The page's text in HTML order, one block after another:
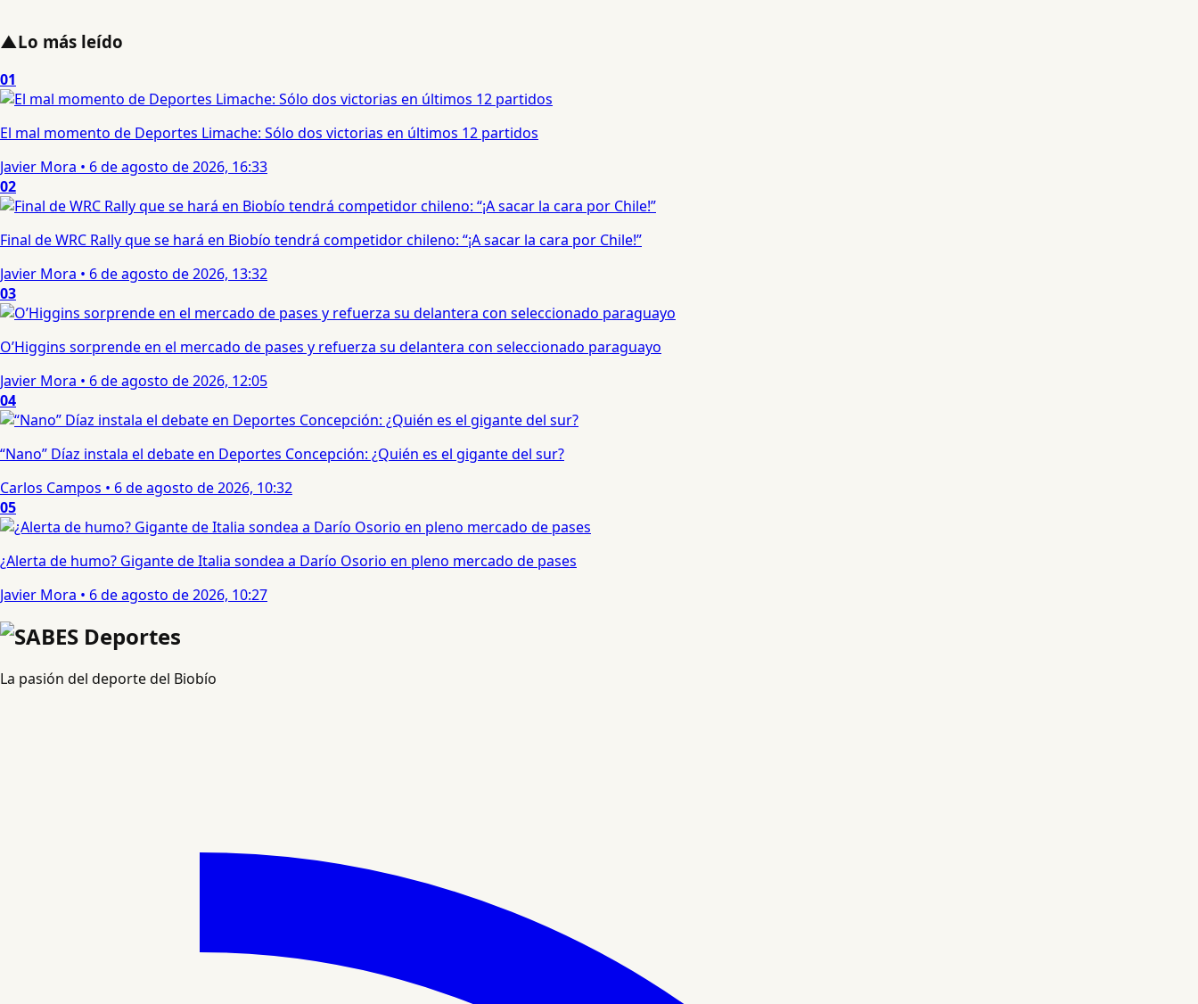
▲Lo más leído
01
El mal momento de Deportes Limache: Sólo dos victorias en últimos 12 partidos
Javier Mora • 6 de agosto de 2026, 16:33
02
Final de WRC Rally que se hará en Biobío tendrá competidor chileno: “¡A sacar la cara por Chile!”
Javier Mora • 6 de agosto de 2026, 13:32
03
O’Higgins sorprende en el mercado de pases y refuerza su delantera con seleccionado paraguayo
Javier Mora • 6 de agosto de 2026, 12:05
04
“Nano” Díaz instala el debate en Deportes Concepción: ¿Quién es el gigante del sur?
Carlos Campos • 6 de agosto de 2026, 10:32
05
¿Alerta de humo? Gigante de Italia sondea a Darío Osorio en pleno mercado de pases
Javier Mora • 6 de agosto de 2026, 10:27
La pasión del deporte del Biobío